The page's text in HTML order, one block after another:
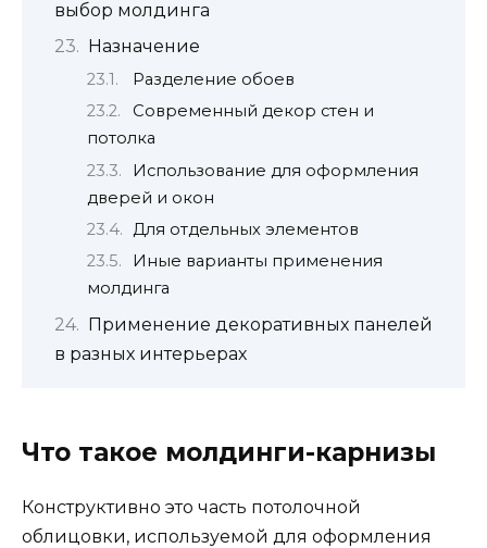
выбор молдинга
Назначение
Разделение обоев
Современный декор стен и
потолка
Использование для оформления
дверей и окон
Для отдельных элементов
Иные варианты применения
молдинга
Применение декоративных панелей
в разных интерьерах
Что такое молдинги-карнизы
Конструктивно это часть потолочной
облицовки, используемой для оформления